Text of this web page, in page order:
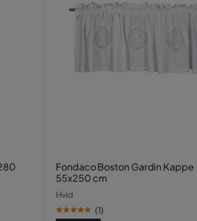
Fondaco Boston Gardin Kappe
55x250 cm
Hvid
(1)